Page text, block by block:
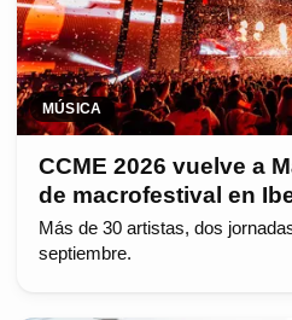
MÚSICA
CCME 2026 vuelve a
de macrofestival en
Más de 30 artistas, dos
septiembre.